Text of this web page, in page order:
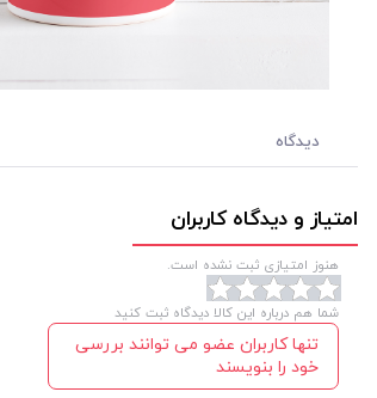
دیدگاه
امتیاز و دیدگاه کاربران
هنوز امتیازی ثبت نشده است.
شما هم درباره این کالا دیدگاه ثبت کنید
تنها کاربران عضو می توانند بررسی
خود را بنویسند